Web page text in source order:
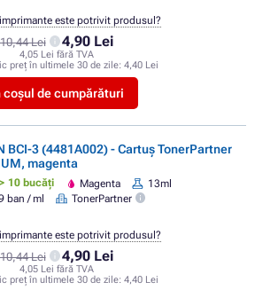
10,44 Lei 4,90 Lei
4,05 Lei fără TVA
preț în ultimele 30 de zile: 4,40 Lei
coșul de cumpărături
este potrivit produsul?
BCI-3 (4481A002) - Cartuș TonerPartner
magenta
10 bucăți Magenta
13ml
ban / ml
TonerPartner
10,44 Lei 4,90 Lei
4,05 Lei fără TVA
preț în ultimele 30 de zile: 4,40 Lei
este potrivit produsul?